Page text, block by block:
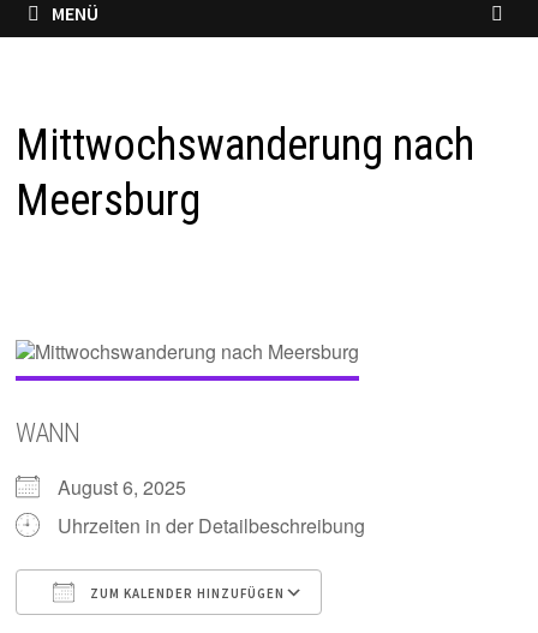
MENÜ
Mittwochswanderung nach
Meersburg
WANN
August 6, 2025
Uhrzeiten in der Detailbeschreibung
ZUM KALENDER HINZUFÜGEN